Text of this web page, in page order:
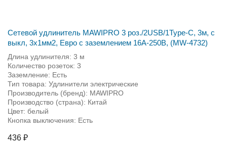
Сетевой удлинитель MAWIPRO 3 роз./2USB/1Type-C, 3м, с
выкл, 3х1мм2, Евро с заземлением 16А-250В, (MW-4732)
Длина удлинителя: 3 м
Количество розеток: 3
Заземление: Есть
Тип товара: Удлинители электрические
Производитель (бренд): MAWIPRO
Производство (страна): Китай
Цвет: белый
Кнопка выключения: Есть
436 ₽